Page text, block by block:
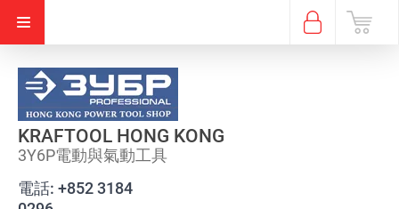
KRAFTOOL HONG KONG
3Y6P電動與氣動工具
電話: +852 3184